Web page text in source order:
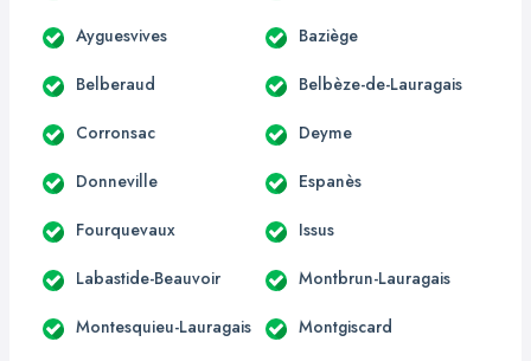
Ayguesvives Baziège
Belberaud Belbèze-de-Lauragais
Corronsac Deyme
Donneville Espanès
Fourquevaux Issus
Labastide-Beauvoir Montbrun-Lauragais
Montesquieu-Lauragais Montgiscard